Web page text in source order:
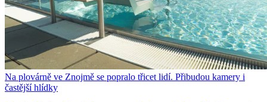
Na plovárně ve Znojmě se popralo třicet lidí. Přibudou kamery i
častější hlídky